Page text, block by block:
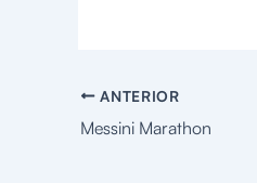
ANTERIOR
Messini Marathon